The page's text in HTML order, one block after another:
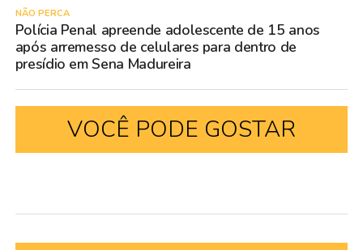
NÃO PERCA
Polícia Penal apreende adolescente de 15 anos
após arremesso de celulares para dentro de
presídio em Sena Madureira
VOCÊ PODE GOSTAR